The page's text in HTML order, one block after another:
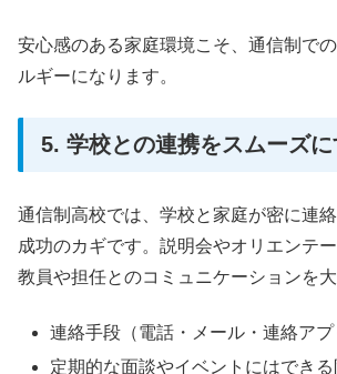
安心感のある家庭環境こそ、通信制で
ルギーになります。
5. 学校との連携をスムーズに
通信制高校では、学校と家庭が密に連
成功のカギです。説明会やオリエンテ
教員や担任とのコミュニケーションを大
連絡手段（電話・メール・連絡ア
定期的な面談やイベントにはでき